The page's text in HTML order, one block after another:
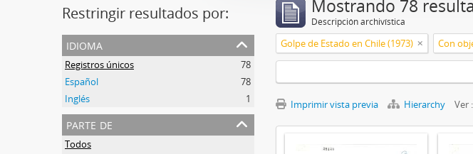
Restringir resultados por:
idioma
Registros únicos
78
Español
78
Inglés
1
parte de
Todos
Mostrando 78
Descripción archivística
Golpe de Estado en Chile (1973) Con
Imprimir vista previa Hierarchy Ver :